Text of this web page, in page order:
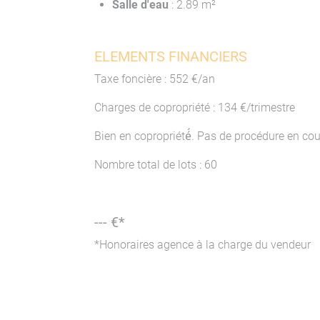
Salle d'eau : 2.89 m²
ELEMENTS FINANCIERS
Taxe foncière : 552 €/an
Charges de copropriété : 134 €/trimestre
Bien en copropriété́. Pas de procédure en
Nombre total de lots : 60
--- €*
*Honoraires agence à la charge du vendeur